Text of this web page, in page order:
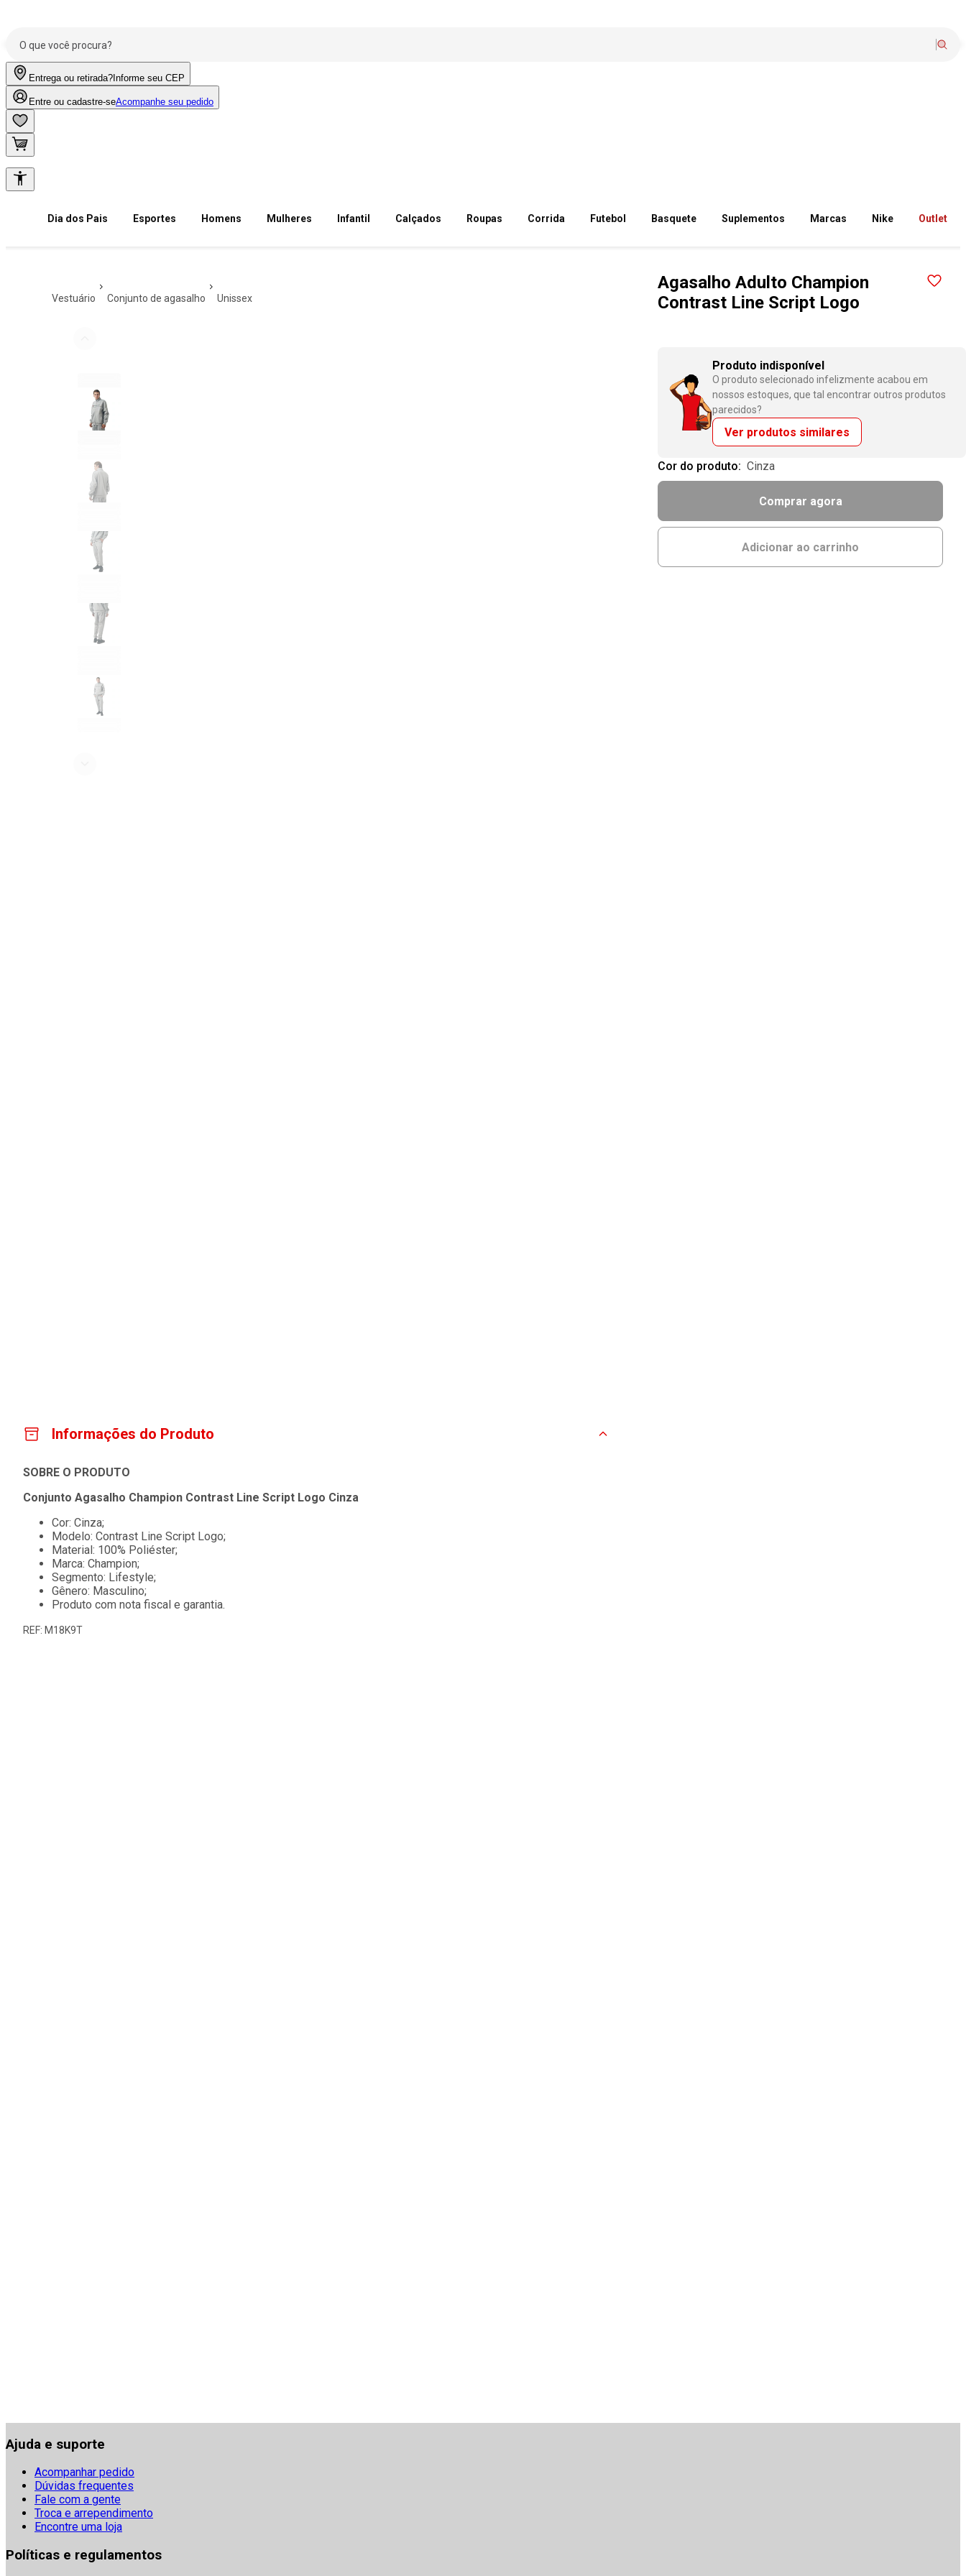
Entrega ou retirada? Informe seu CEP
Entre ou cadastre-seAcompanhe seu pedido
Dia dos Pais Esportes Homens Mulheres Infantil Calçados Roupas Corrida Futebol Basquete Suplementos Marcas Nike Outlet
vestuário conjunto de agasalho unissex
Agasalho Adulto Champion
Contrast Line Script Logo
Produto indisponível
O produto selecionado infelizmente acabou em
nossos estoques, que tal encontrar outros produtos
parecidos?
Ver produtos similares
Cor do produto: cinza
Comprar agora
Adicionar ao carrinho
Informações do Produto
SOBRE O PRODUTO
Conjunto Agasalho Champion Contrast Line Script Logo Cinza
Cor: Cinza;
Modelo: Contrast Line Script Logo;
Material: 100% Poliéster;
Marca: Champion;
Segmento: Lifestyle;
Gênero: Masculino;
Produto com nota fiscal e garantia.
REF: M18K9T
Ajuda e suporte
Acompanhar pedido
Dúvidas frequentes
Fale com a gente
Troca e arrependimento
Encontre uma loja
Políticas e regulamentos